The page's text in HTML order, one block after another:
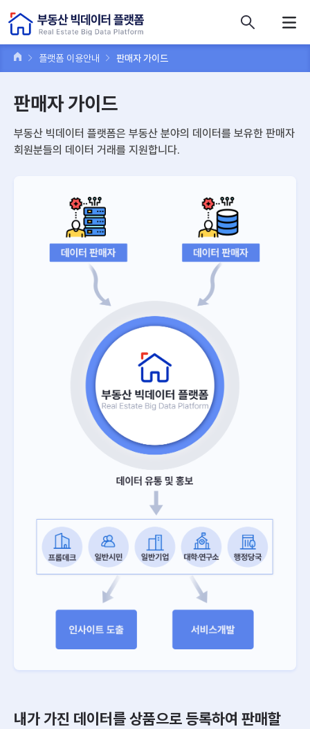
플랫폼 이용안내 판매자 가이드
판매자 가이드
부동산 빅데이터 플랫폼은 부동산 분야의 데이터를 보유한 판매자
회원분들의 데이터 거래를 지원합니다.
내가 가진 데이터를 상품으로 등록하여 판매할